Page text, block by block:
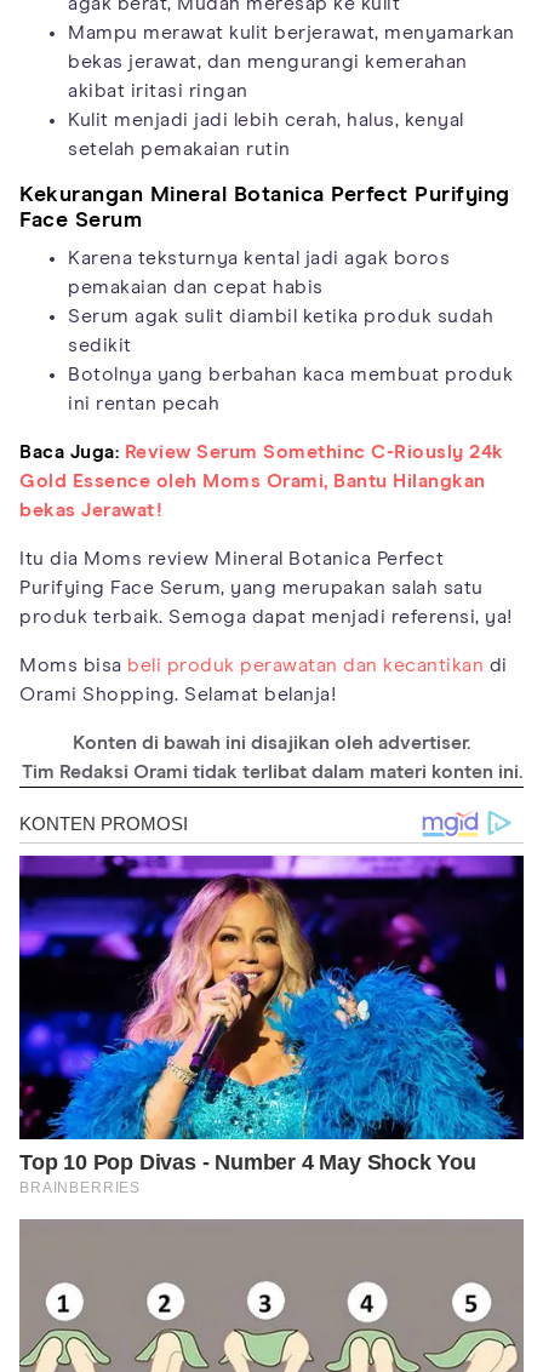
Mampu merawat kulit berjerawat, menyamarkan
bekas jerawat, dan mengurangi kemerahan
akibat iritasi ringan
Kulit menjadi jadi lebih cerah, halus, kenyal
setelah pemakaian rutin
Kekurangan Mineral Botanica Perfect Purifying
Face Serum
Karena teksturnya kental jadi agak boros
pemakaian dan cepat habis
Serum agak sulit diambil ketika produk sudah
sedikit
Botolnya yang berbahan kaca membuat produk
ini rentan pecah
Baca Juga: Review Serum Somethinc C-Riously 24k
Gold Essence oleh Moms Orami, Bantu Hilangkan
bekas Jerawat!
Itu dia Moms review Mineral Botanica Perfect
Purifying Face Serum, yang merupakan salah satu
produk terbaik. Semoga dapat menjadi referensi, ya!
Moms bisa beli produk perawatan dan kecantikan di
Orami Shopping. Selamat belanja!
Konten di bawah ini disajikan oleh advertiser.
Tim Redaksi Orami tidak terlibat dalam materi konten ini.